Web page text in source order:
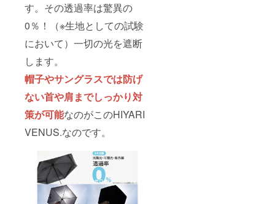
す。その透過率は驚異の
0％！（※生地としての試験
において）一切の光を遮断
します。
帽子やサングラスでは防げ
ない首や肩までしっかり対
策が可能なのがこのHIYARI
VENUS.なのです。